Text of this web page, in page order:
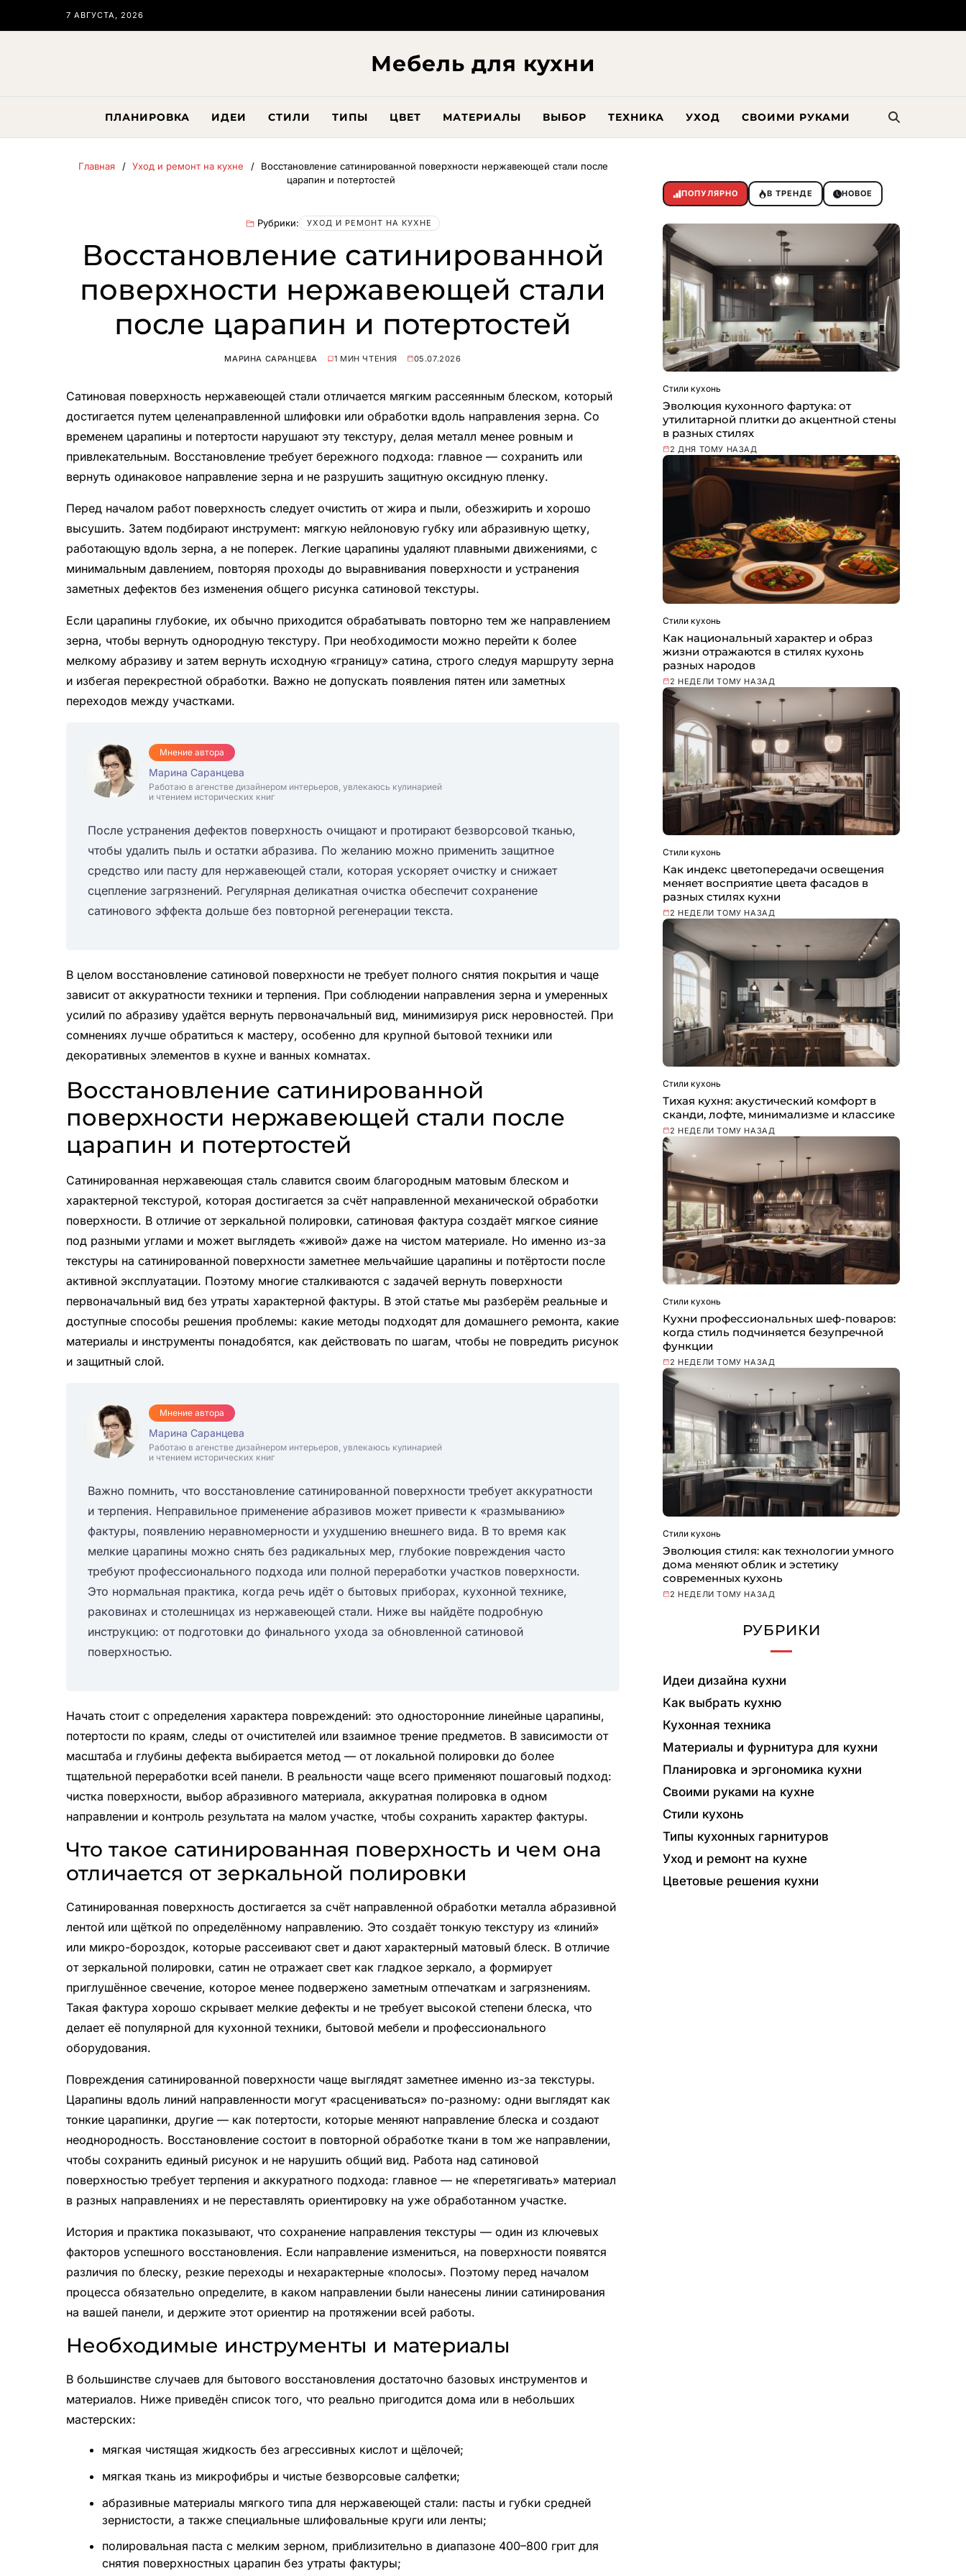
7 АВГУСТА, 2026
Мебель для кухни
ПЛАНИРОВКА ИДЕИ СТИЛИ ТИПЫ ЦВЕТ МАТЕРИАЛЫ ВЫБОР ТЕХНИКА УХОД СВОИМИ РУКАМИ
Главная Уход и ремонт на кухне
Восстановление сатинированной поверхности нержавеющей стали после
царапин и потертостей
Рубрики: УХОД И РЕМОНТ НА КУХНЕ
Восстановление сатинированной
поверхности нержавеющей стали
после царапин и потертостей
МАРИНА САРАНЦЕВА 1 МИН ЧТЕНИЯ 05.07.2026
Сатиновая поверхность нержавеющей стали отличается мягким рассеянным блеском, который
достигается путем целенаправленной шлифовки или обработки вдоль направления зерна. Со
временем царапины и потертости нарушают эту текстуру, делая металл менее ровным и
привлекательным. Восстановление требует бережного подхода: главное — сохранить или
вернуть одинаковое направление зерна и не разрушить защитную оксидную пленку.
Перед началом работ поверхность следует очистить от жира и пыли, обезжирить и хорошо
высушить. Затем подбирают инструмент: мягкую нейлоновую губку или абразивную щетку,
работающую вдоль зерна, а не поперек. Легкие царапины удаляют плавными движениями, с
минимальным давлением, повторяя проходы до выравнивания поверхности и устранения
заметных дефектов без изменения общего рисунка сатиновой текстуры.
Если царапины глубокие, их обычно приходится обрабатывать повторно тем же направлением
зерна, чтобы вернуть однородную текстуру. При необходимости можно перейти к более
мелкому абразиву и затем вернуть исходную «границу» сатина, строго следуя маршруту зерна
и избегая перекрестной обработки. Важно не допускать появления пятен или заметных
переходов между участками.
Мнение автора
Марина Саранцева
Работаю в агенстве дизайнером интерьеров, увлекаюсь кулинарией
и чтением исторических книг
После устранения дефектов поверхность очищают и протирают безворсовой тканью,
чтобы удалить пыль и остатки абразива. По желанию можно применить защитное
средство или пасту для нержавеющей стали, которая ускоряет очистку и снижает
сцепление загрязнений. Регулярная деликатная очистка обеспечит сохранение
сатинового эффекта дольше без повторной регенерации текста.
В целом восстановление сатиновой поверхности не требует полного снятия покрытия и чаще
зависит от аккуратности техники и терпения. При соблюдении направления зерна и умеренных
усилий по абразиву удаётся вернуть первоначальный вид, минимизируя риск неровностей. При
сомнениях лучше обратиться к мастеру, особенно для крупной бытовой техники или
декоративных элементов в кухне и ванных комнатах.
Восстановление сатинированной
поверхности нержавеющей стали после
царапин и потертостей
Сатинированная нержавеющая сталь славится своим благородным матовым блеском и
характерной текстурой, которая достигается за счёт направленной механической обработки
поверхности. В отличие от зеркальной полировки, сатиновая фактура создаёт мягкое сияние
под разными углами и может выглядеть «живой» даже на чистом материале. Но именно из-за
текстуры на сатинированной поверхности заметнее мельчайшие царапины и потёртости после
активной эксплуатации. Поэтому многие сталкиваются с задачей вернуть поверхности
первоначальный вид без утраты характерной фактуры. В этой статье мы разберём реальные и
доступные способы решения проблемы: какие методы подходят для домашнего ремонта, какие
материалы и инструменты понадобятся, как действовать по шагам, чтобы не повредить рисунок
и защитный слой.
Мнение автора
Марина Саранцева
Работаю в агенстве дизайнером интерьеров, увлекаюсь кулинарией
и чтением исторических книг
Важно помнить, что восстановление сатинированной поверхности требует аккуратности
и терпения. Неправильное применение абразивов может привести к «размыванию»
фактуры, появлению неравномерности и ухудшению внешнего вида. В то время как
мелкие царапины можно снять без радикальных мер, глубокие повреждения часто
требуют профессионального подхода или полной переработки участков поверхности.
Это нормальная практика, когда речь идёт о бытовых приборах, кухонной технике,
раковинах и столешницах из нержавеющей стали. Ниже вы найдёте подробную
инструкцию: от подготовки до финального ухода за обновленной сатиновой
поверхностью.
Начать стоит с определения характера повреждений: это односторонние линейные царапины,
потертости по краям, следы от очистителей или взаимное трение предметов. В зависимости от
масштаба и глубины дефекта выбирается метод — от локальной полировки до более
тщательной переработки всей панели. В реальности чаще всего применяют пошаговый подход:
чистка поверхности, выбор абразивного материала, аккуратная полировка в одном
направлении и контроль результата на малом участке, чтобы сохранить характер фактуры.
Что такое сатинированная поверхность и чем она
отличается от зеркальной полировки
Сатинированная поверхность достигается за счёт направленной обработки металла абразивной
лентой или щёткой по определённому направлению. Это создаёт тонкую текстуру из «линий»
или микро-бороздок, которые рассеивают свет и дают характерный матовый блеск. В отличие
от зеркальной полировки, сатин не отражает свет как гладкое зеркало, а формирует
приглушённое свечение, которое менее подвержено заметным отпечаткам и загрязнениям.
Такая фактура хорошо скрывает мелкие дефекты и не требует высокой степени блеска, что
делает её популярной для кухонной техники, бытовой мебели и профессионального
оборудования.
Повреждения сатинированной поверхности чаще выглядят заметнее именно из-за текстуры.
Царапины вдоль линий направленности могут «расцениваться» по-разному: одни выглядят как
тонкие царапинки, другие — как потертости, которые меняют направление блеска и создают
неоднородность. Восстановление состоит в повторной обработке ткани в том же направлении,
чтобы сохранить единый рисунок и не нарушить общий вид. Работа над сатиновой
поверхностью требует терпения и аккуратного подхода: главное — не «перетягивать» материал
в разных направлениях и не переставлять ориентировку на уже обработанном участке.
История и практика показывают, что сохранение направления текстуры — один из ключевых
факторов успешного восстановления. Если направление измениться, на поверхности появятся
различия по блеску, резкие переходы и нехарактерные «полосы». Поэтому перед началом
процесса обязательно определите, в каком направлении были нанесены линии сатинирования
на вашей панели, и держите этот ориентир на протяжении всей работы.
Необходимые инструменты и материалы
В большинстве случаев для бытового восстановления достаточно базовых инструментов и
материалов. Ниже приведён список того, что реально пригодится дома или в небольших
мастерских:
мягкая чистящая жидкость без агрессивных кислот и щёлочей;
мягкая ткань из микрофибры и чистые безворсовые салфетки;
абразивные материалы мягкого типа для нержавеющей стали: пасты и губки средней
зернистости, а также специальные шлифовальные круги или ленты;
полировальная паста с мелким зерном, приблизительно в диапазоне 400–800 грит для
снятия поверхностных царапин без утраты фактуры;
ПОПУЛЯРНО В ТРЕНДЕ НОВОЕ
Стили кухонь
Эволюция кухонного фартука: от
утилитарной плитки до акцентной стены
в разных стилях
2 ДНЯ ТОМУ НАЗАД
Стили кухонь
Как национальный характер и образ
жизни отражаются в стилях кухонь
разных народов
2 НЕДЕЛИ ТОМУ НАЗАД
Стили кухонь
Как индекс цветопередачи освещения
меняет восприятие цвета фасадов в
разных стилях кухни
2 НЕДЕЛИ ТОМУ НАЗАД
Стили кухонь
Тихая кухня: акустический комфорт в
сканди, лофте, минимализме и классике
2 НЕДЕЛИ ТОМУ НАЗАД
Стили кухонь
Кухни профессиональных шеф-поваров:
когда стиль подчиняется безупречной
функции
2 НЕДЕЛИ ТОМУ НАЗАД
Стили кухонь
Эволюция стиля: как технологии умного
дома меняют облик и эстетику
современных кухонь
2 НЕДЕЛИ ТОМУ НАЗАД
РУБРИКИ
Идеи дизайна кухни
Как выбрать кухню
Кухонная техника
Материалы и фурнитура для кухни
Планировка и эргономика кухни
Своими руками на кухне
Стили кухонь
Типы кухонных гарнитуров
Уход и ремонт на кухне
Цветовые решения кухни